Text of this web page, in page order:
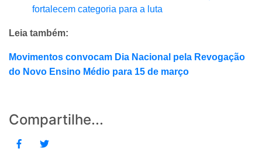
fortalecem categoria para a luta
Leia também:
Movimentos convocam Dia Nacional pela Revogação
do Novo Ensino Médio para 15 de março
Compartilhe...